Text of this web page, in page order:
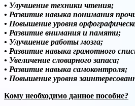
• Улучшение техники чтения;
• Развитие навыка понимания
• Повышение уровня
• Развитие внимания и памяти;
• Улучшение работы мозга;
• Развитие навыка грамотного
• Увеличение словарного запаса;
• Развитие навыка самоконтроля;
• Повышение уровня
Кому необходимо данное пособие?